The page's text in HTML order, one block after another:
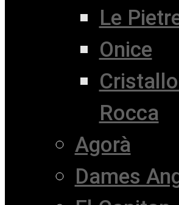
Le
Onice
Rocca
Agorà
Dames